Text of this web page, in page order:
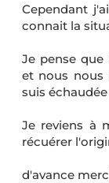
Cependant
connait la
Je pense
et nous nous
suis
Je reviens à
récuérer
d'avance